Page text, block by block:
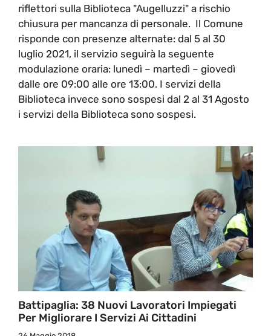
riflettori sulla Biblioteca "Augelluzzi" a rischio
chiusura per mancanza di personale. Il Comune
risponde con presenze alternate: dal 5 al 30
luglio 2021, il servizio seguirà la seguente
modulazione oraria: lunedì – martedì – giovedì
dalle ore 09:00 alle ore 13:00. I servizi della
Biblioteca invece sono sospesi dal 2 al 31 Agosto
i servizi della Biblioteca sono sospesi.
Battipaglia: 38 Nuovi Lavoratori Impiegati
Per Migliorare I Servizi Ai Cittadini